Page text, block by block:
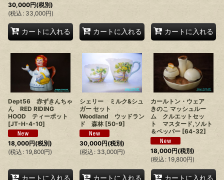
30,000円(税別)
(税込 : 33,000円)
カートに入れる カートに入れる カートに入れる
Dept56 赤ずきんちゃ
ん RED RIDING
HOOD ティーポット
[JT-H-4-10]
18,000円(税別)
(税込 : 19,800円)
カートに入れる
シェリー ミルク&シュ
ガー セット
Woodland ウッドラン
ド 森林 [50-9]
30,000円(税別)
(税込 : 33,000円)
カートに入れる
カールトン・ウェア
きのこ マッシュルー
ム クルエットセッ
ト マスタード,ソルト
＆ペッパー [64-32]
18,000円(税別)
(税込 : 19,800円)
カートに入れる